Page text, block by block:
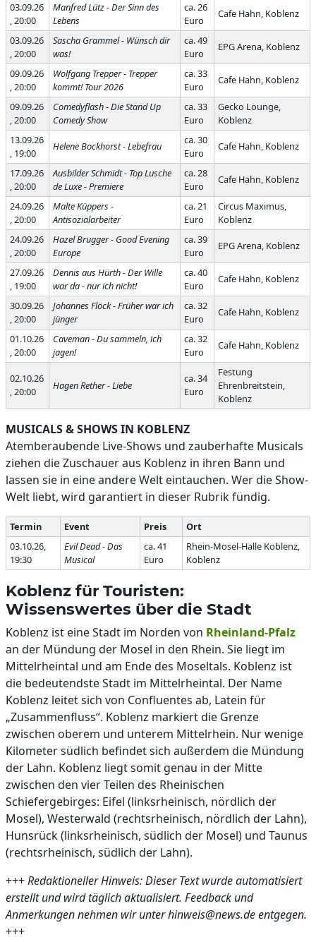
03.09.26
, 20:00
Manfred Lütz - Der Sinn des
Lebens
ca. 26
Euro
Cafe Hahn, Koblenz
03.09.26
, 20:00
Sascha Grammel - Wünsch dir
was!
ca. 49
Euro
EPG Arena, Koblenz
09.09.26
, 20:00
Wolfgang Trepper - Trepper
kommt! Tour 2026
ca. 33
Euro
Cafe Hahn, Koblenz
09.09.26
, 20:00
Comedyflash - Die Stand Up
Comedy Show
ca. 33
Euro
Gecko Lounge,
Koblenz
13.09.26
, 19:00
Helene Bockhorst - Lebefrau
ca. 30
Euro
Cafe Hahn, Koblenz
17.09.26
, 20:00
Ausbilder Schmidt - Top Lusche
de Luxe - Premiere
ca. 28
Euro
Cafe Hahn, Koblenz
24.09.26
, 20:00
Malte Küppers -
Antisozialarbeiter
ca. 21
Euro
Circus Maximus,
Koblenz
24.09.26
, 20:00
Hazel Brugger - Good Evening
Europe
ca. 39
Euro
EPG Arena, Koblenz
27.09.26
, 19:00
Dennis aus Hürth - Der Wille
war da - nur ich nicht!
ca. 40
Euro
Cafe Hahn, Koblenz
30.09.26
, 20:00
Johannes Flöck - Früher war ich
jünger
ca. 32
Euro
Cafe Hahn, Koblenz
01.10.26
, 20:00
Caveman - Du sammeln, ich
jagen!
ca. 32
Euro
Cafe Hahn, Koblenz
02.10.26
, 20:00
Hagen Rether - Liebe
ca. 34
Euro
Festung
Ehrenbreitstein,
Koblenz
MUSICALS & SHOWS IN KOBLENZ
Atemberaubende Live-Shows und zauberhafte Musicals
ziehen die Zuschauer aus Koblenz in ihren Bann und
lassen sie in eine andere Welt eintauchen. Wer die Show-
Welt liebt, wird garantiert in dieser Rubrik fündig.
Termin Event Preis
Ort
03.10.26,
19:30
Evil Dead - Das
Musical
ca. 41
Euro
Rhein-Mosel-Halle Koblenz,
Koblenz
Koblenz für Touristen:
Wissenswertes über die Stadt
Koblenz ist eine Stadt im Norden von Rheinland-Pfalz
an der Mündung der Mosel in den Rhein. Sie liegt im
Mittelrheintal und am Ende des Moseltals. Koblenz ist
die bedeutendste Stadt im Mittelrheintal. Der Name
Koblenz leitet sich von Confluentes ab, Latein für
„Zusammenfluss“. Koblenz markiert die Grenze
zwischen oberem und unterem Mittelrhein. Nur wenige
Kilometer südlich befindet sich außerdem die Mündung
der Lahn. Koblenz liegt somit genau in der Mitte
zwischen den vier Teilen des Rheinischen
Schiefergebirges: Eifel (linksrheinisch, nördlich der
Mosel), Westerwald (rechtsrheinisch, nördlich der Lahn),
Hunsrück (linksrheinisch, südlich der Mosel) und Taunus
(rechtsrheinisch, südlich der Lahn).
+++Redaktioneller Hinweis: Dieser Text wurde automatisiert
erstellt und wird täglich aktualisiert. Feedback und
Anmerkungen nehmen wir unter hinweis@news.de entgegen.
+++